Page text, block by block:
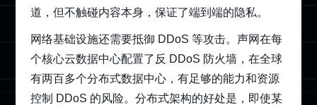
道，但不触碰内容本身，保证了端到端的隐私。
网络基础设施还需要抵御 DDoS 等攻击。声网在每
个核心云数据中心配置了反 DDoS 防火墙，在全球
有两百多个分布式数据中心，有足够的能力和资源
控制 DDoS 的风险。分布式架构的好处是，即使某